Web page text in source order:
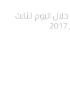
درهم خلال اليوم الثالث